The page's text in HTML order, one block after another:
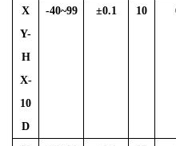
X
Y-
H
X-
10
D
-40~99 ±0.1 10